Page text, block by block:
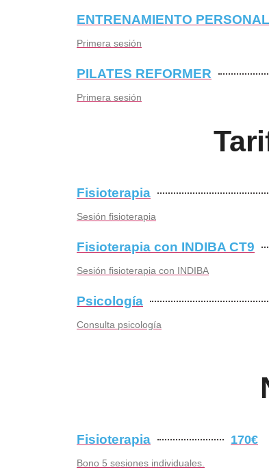
ENTRENAMIENTO PERSONAL
Primera sesión
PILATES REFORMER
Primera sesión
Fisioterapia
Sesión fisioterapia
Fisioterapia con INDIBA CT9
Sesión fisioterapia con INDIBA
Psicología
Consulta psicología
Fisioterapia 170€
Bono 5 sesiones individuales.